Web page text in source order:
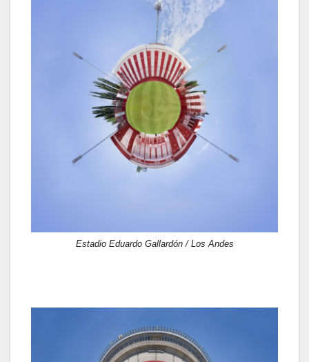
Estadio Eduardo Gallardón / Los Andes